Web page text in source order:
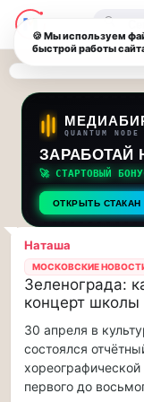
Последние
новости
и
обновления
потока:
Друзья,
приглашаем
на
прогулку
по
Москве
Друзья,
приглашаем
на
музыкальную
—
и
🔍
QUANTUM
ЗАРАБОТАЙ
🚀 СТАРТОВЫЙ
ОТКРЫТЬ СТАКАН
Наташа
МОСКОВСКИЕ
Зеленограда:
концерт школы
30 апреля в
состоялся
первого до
🍪 Мы используем
быстрой работы